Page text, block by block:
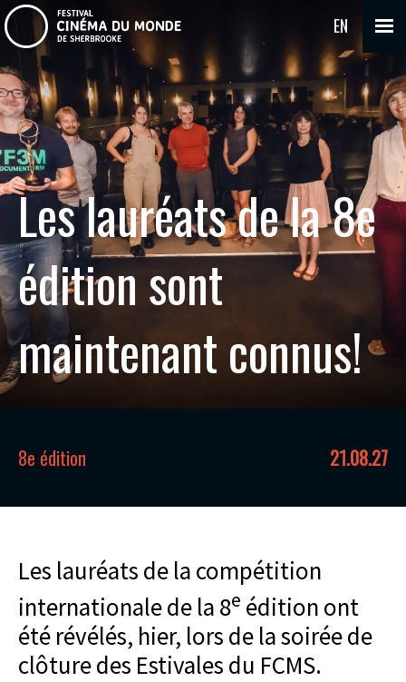
EN
Les lauréats de la 8e
édition sont
maintenant connus!
8e édition 21.08.27
Les lauréats de la compétition
internationale de la 8e édition ont
été révélés, hier, lors de la soirée de
clôture des Estivales du FCMS.